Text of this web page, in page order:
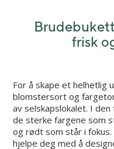
frisk
For å skape et helhetlig
blomstersort og
av selskapslokalet. I
de sterke fargene som
og rødt som står i
hjelpe deg med å